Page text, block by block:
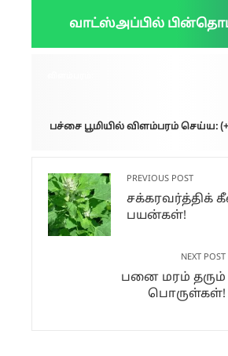
வாட்ஸ்அப்பில்
பச்சை பூமியில் விளம்பரம் செய்ய:
PREVIOUS POST
சக்கரவர்த்திக்
பயன்கள்!
NEXT POST
பனை மரம் தரும்
பொருள்கள்!